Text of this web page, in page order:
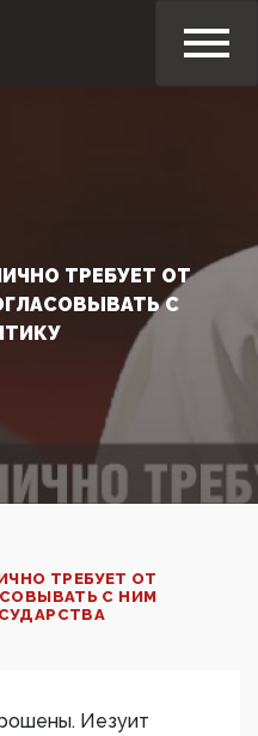
ТРЕБУЕТ ОТ
С
ТРЕБУЕТ ОТ
С НИМ
Иезуит